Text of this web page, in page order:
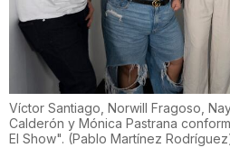
Víctor Santiago, Norwill Fragoso,
Calderón y Mónica Pastrana
El Show". (Pablo Martínez Rodríguez